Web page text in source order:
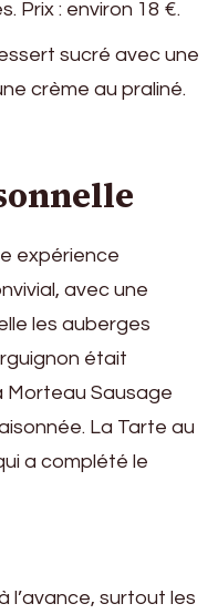
Prix : environ 18 €.
sucré avec une
crème au praliné.
expérience
avec une
les auberges
était
Morteau Sausage
La Tarte au
a complété le
l’avance, surtout les